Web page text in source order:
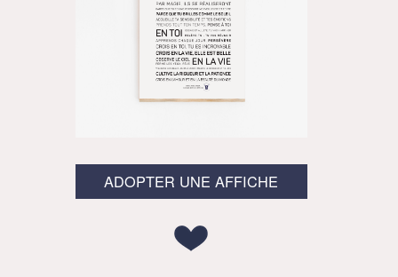
ADOPTER UNE AFFICHE